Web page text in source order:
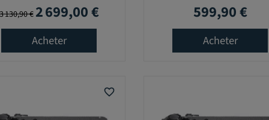
Prix de base
130,90 € Prix
2 699,00 €
Acheter
Prix
599,90 €
Acheter
favorite_border